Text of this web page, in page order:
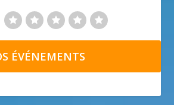
ÉVÉNEMENTS